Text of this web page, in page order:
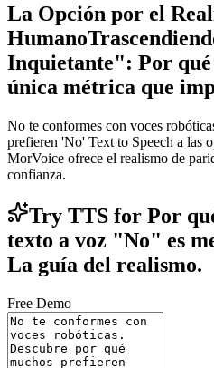
La Opción por el
Humano
Inquietante": Por qué
única métrica que
No te conformes con voces
prefieren 'No' Text to Speech a las
MorVoice ofrece el realismo de
confianza.
Try TTS for Por
texto a voz "No" es
La guía del realismo.
Free Demo